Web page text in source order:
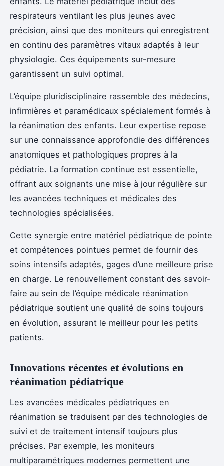
respirateurs ventilant les plus jeunes avec
précision, ainsi que des moniteurs qui enregistrent
en continu des paramètres vitaux adaptés à leur
physiologie. Ces équipements sur-mesure
garantissent un suivi optimal.
L’équipe pluridisciplinaire rassemble des médecins,
infirmières et paramédicaux spécialement formés à
la réanimation des enfants. Leur expertise repose
sur une connaissance approfondie des différences
anatomiques et pathologiques propres à la
pédiatrie. La formation continue est essentielle,
offrant aux soignants une mise à jour régulière sur
les avancées techniques et médicales des
technologies spécialisées.
Cette synergie entre matériel pédiatrique de pointe
et compétences pointues permet de fournir des
soins intensifs adaptés, gages d’une meilleure prise
en charge. Le renouvellement constant des savoir-
faire au sein de l’équipe médicale réanimation
pédiatrique soutient une qualité de soins toujours
en évolution, assurant le meilleur pour les petits
patients.
Innovations récentes et évolutions en
réanimation pédiatrique
Les avancées médicales pédiatriques en
réanimation se traduisent par des technologies de
suivi et de traitement intensif toujours plus
précises. Par exemple, les moniteurs
multiparamétriques modernes permettent une